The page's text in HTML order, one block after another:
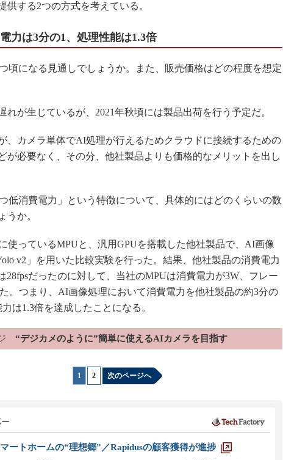
供する2つの方式を考えている。
力は3分の1、処理性能は1.3倍
頃になる見通しでしょうか。また、販売価格はどの程度を想定
が生じているが、2021年秋頃には製品出荷を行う予定だ。
、カメラ単体でAI処理が行えるためクラウドに接続するための
が必要なく、その分、他社製品よりも価格的なメリットを出し
低消費電力」という特徴について、具体的にはどのくらいの数
うか。
っているMPUと、汎用GPUを搭載した他社製品で、AI画像
v2」を用いた比較実験を行った。結果、他社製品の消費電力
28fpsだったのに対して、当社のMPUは消費電力が3W、フレー
。つまり、AI画像処理において消費電力を他社製品の約3分の
は1.3倍を達成したことになる。
“デジカメのように”簡単に使えるAIカメラを目指す
1 2 次のページへ
ートホームの“理想郷”／Rapidusの顧客獲得が進捗